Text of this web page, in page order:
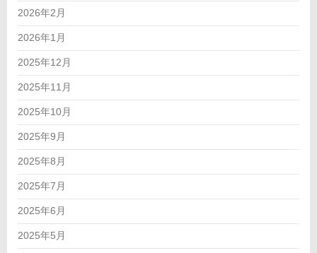
2026年2月
2026年1月
2025年12月
2025年11月
2025年10月
2025年9月
2025年8月
2025年7月
2025年6月
2025年5月